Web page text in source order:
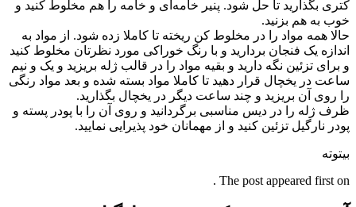
کتری بگذارید تا حل شود. پنیر خامه‌ای و خامه را هم مخلوط کنید و
خوب به هم بزنید.
حالا همه مواد را در مخلوط کن ریخته تا کاملا زده شود. از مواد به
اندازه یک فنجان بردارید و با رنگ خوراکی مورد نظرتان مخلوط کنید
و برای تزئین نگه دارید و بقیه مواد را در قالب ژله بریزید و یک و نیم‌
ساعت در یخچال قرار دهید تا کاملا مواد بسته شده و بعد مواد رنگی
را روی آن بریزید و چند ساعت دیگر در یخچال بگذارید.
ظرف ژله را در دیس مناسبی برگردانید و روی آن را با پودر پسته و
پودر نارگیل تزئین کنید و از مهمانان خود پذیرایی نمایید.
بیتوته
The post appeared first on .